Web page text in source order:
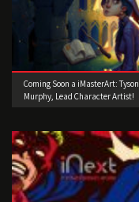
Coming Soon a iMasterArt: Tyson
Murphy, Lead Character Artist!